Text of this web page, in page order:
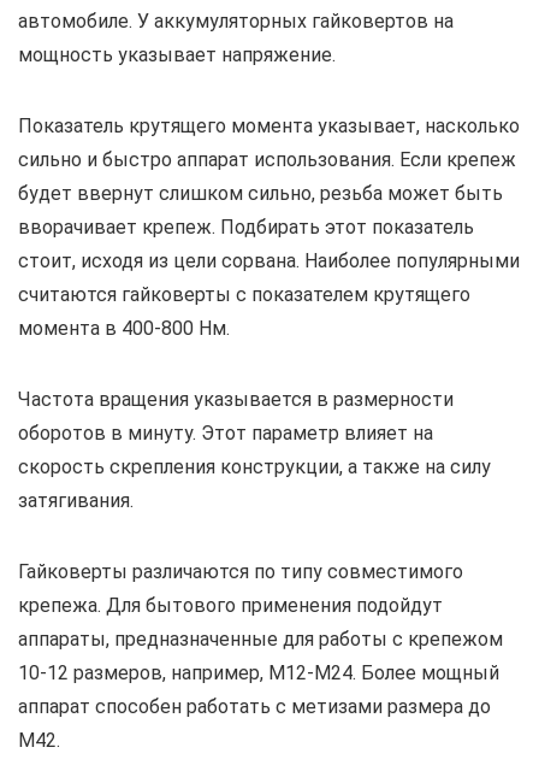
автомобиле. У аккумуляторных гайковертов на
мощность указывает напряжение.
Показатель крутящего момента указывает, насколько
сильно и быстро аппарат использования. Если крепеж
будет ввернут слишком сильно, резьба может быть
вворачивает крепеж. Подбирать этот показатель
стоит, исходя из цели сорвана. Наиболее популярными
считаются гайковерты с показателем крутящего
момента в 400-800 Нм.
Частота вращения указывается в размерности
оборотов в минуту. Этот параметр влияет на
скорость скрепления конструкции, а также на силу
затягивания.
Гайковерты различаются по типу совместимого
крепежа. Для бытового применения подойдут
аппараты, предназначенные для работы с крепежом
10-12 размеров, например, М12-М24. Более мощный
аппарат способен работать с метизами размера до
М42.